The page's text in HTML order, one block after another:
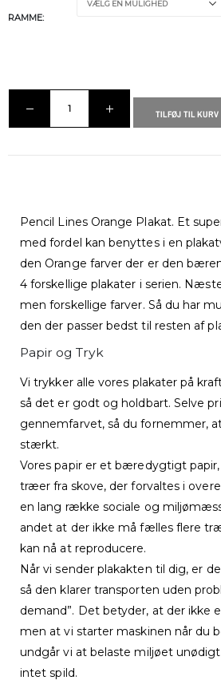
RAMME
TILFØJ TIL KURV
Pencil Lines Orange Plakat. Et
med fordel kan benyttes i en
den Orange farver der er den
4 forskellige plakater i serien.
men forskellige farver. Så du har
den der passer bedst til resten af
Papir og Tryk
Vi trykker alle vores plakater på
så det er godt og holdbart. Selve
gennemfarvet, så du fornemmer,
stærkt.
Vores papir er et bæredygtigt
træer fra skove, der forvaltes i
en lang række sociale og
andet at der ikke må fælles flere
kan nå at reproducere.
Når vi sender plakakten til dig, er
så den klarer transporten uden
demand”. Det betyder, at der ikke
men at vi starter maskinen når du
undgår vi at belaste miljøet
intet spild.